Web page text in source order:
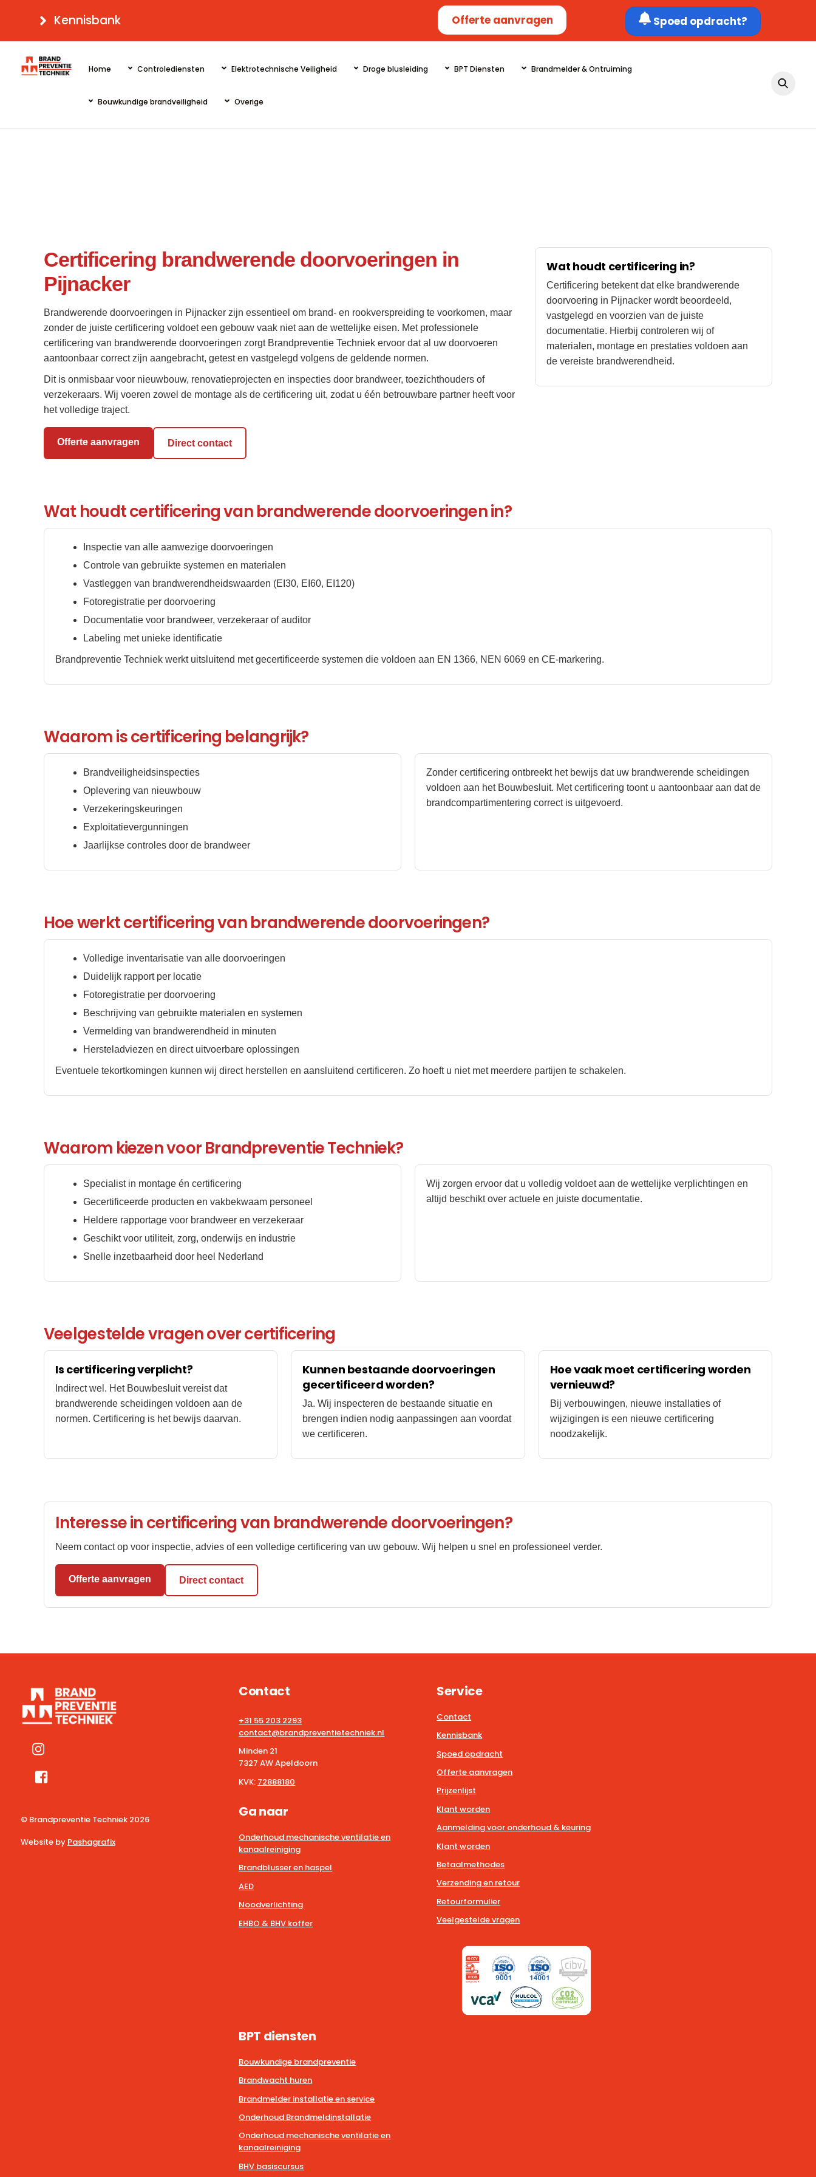
content
Kennisbank Offerte aanvragen Spoed opdracht?
Home Controlediensten Elektrotechnische Veiligheid Droge blusleiding BPT Diensten Brandmelder & Ontruiming
Bouwkundige brandveiligheid Overige
Certificering brandwerende doorvoeringen in
Pijnacker
Brandwerende doorvoeringen in Pijnacker zijn essentieel om brand- en rookverspreiding te voorkomen, maar
zonder de juiste certificering voldoet een gebouw vaak niet aan de wettelijke eisen. Met professionele
certificering van brandwerende doorvoeringen zorgt Brandpreventie Techniek ervoor dat al uw doorvoeren
aantoonbaar correct zijn aangebracht, getest en vastgelegd volgens de geldende normen.
Dit is onmisbaar voor nieuwbouw, renovatieprojecten en inspecties door brandweer, toezichthouders of
verzekeraars. Wij voeren zowel de montage als de certificering uit, zodat u één betrouwbare partner heeft voor
het volledige traject.
Offerte aanvragen Direct contact
Wat houdt certificering in?
Certificering betekent dat elke brandwerende
doorvoering in Pijnacker wordt beoordeeld,
vastgelegd en voorzien van de juiste
documentatie. Hierbij controleren wij of
materialen, montage en prestaties voldoen aan
de vereiste brandwerendheid.
Wat houdt certificering van brandwerende doorvoeringen in?
Inspectie van alle aanwezige doorvoeringen
Controle van gebruikte systemen en materialen
Vastleggen van brandwerendheidswaarden (EI30, EI60, EI120)
Fotoregistratie per doorvoering
Documentatie voor brandweer, verzekeraar of auditor
Labeling met unieke identificatie
Brandpreventie Techniek werkt uitsluitend met gecertificeerde systemen die voldoen aan EN 1366, NEN 6069 en CE-markering.
Waarom is certificering belangrijk?
Brandveiligheidsinspecties
Oplevering van nieuwbouw
Verzekeringskeuringen
Exploitatievergunningen
Jaarlijkse controles door de brandweer
Zonder certificering ontbreekt het bewijs dat uw brandwerende scheidingen
voldoen aan het Bouwbesluit. Met certificering toont u aantoonbaar aan dat de
brandcompartimentering correct is uitgevoerd.
Hoe werkt certificering van brandwerende doorvoeringen?
Volledige inventarisatie van alle doorvoeringen
Duidelijk rapport per locatie
Fotoregistratie per doorvoering
Beschrijving van gebruikte materialen en systemen
Vermelding van brandwerendheid in minuten
Hersteladviezen en direct uitvoerbare oplossingen
Eventuele tekortkomingen kunnen wij direct herstellen en aansluitend certificeren. Zo hoeft u niet met meerdere partijen te schakelen.
Waarom kiezen voor Brandpreventie Techniek?
Specialist in montage én certificering
Gecertificeerde producten en vakbekwaam personeel
Heldere rapportage voor brandweer en verzekeraar
Geschikt voor utiliteit, zorg, onderwijs en industrie
Snelle inzetbaarheid door heel Nederland
Wij zorgen ervoor dat u volledig voldoet aan de wettelijke verplichtingen en
altijd beschikt over actuele en juiste documentatie.
Veelgestelde vragen over certificering
Is certificering verplicht?
Indirect wel. Het Bouwbesluit vereist dat
brandwerende scheidingen voldoen aan de
normen. Certificering is het bewijs daarvan.
Kunnen bestaande doorvoeringen
gecertificeerd worden?
Ja. Wij inspecteren de bestaande situatie en
brengen indien nodig aanpassingen aan voordat
we certificeren.
Hoe vaak moet certificering worden
vernieuwd?
Bij verbouwingen, nieuwe installaties of
wijzigingen is een nieuwe certificering
noodzakelijk.
Interesse in certificering van brandwerende doorvoeringen?
Neem contact op voor inspectie, advies of een volledige certificering van uw gebouw. Wij helpen u snel en professioneel verder.
Offerte aanvragen Direct contact
© Brandpreventie Techniek 2026
Website by Pashagrafix
Contact
+31 55 203 2293
contact@brandpreventietechniek.nl
Minden 21
7327 AW Apeldoorn
KVK: 72888180
Ga naar
Onderhoud mechanische ventilatie en
kanaalreiniging
Brandblusser en haspel
AED
Noodverlichting
EHBO & BHV koffer
Service
Contact
Kennisbank
Spoed opdracht
Offerte aanvragen
Prijzenlijst
Klant worden
Aanmelding voor onderhoud & keuring
Klant worden
Betaalmethodes
Verzending en retour
Retourformulier
Veelgestelde vragen
BPT diensten
Bouwkundige brandpreventie
Brandwacht huren
Brandmelder installatie en service
Onderhoud Brandmeldinstallatie
Onderhoud mechanische ventilatie en
kanaalreiniging
BHV basiscursus